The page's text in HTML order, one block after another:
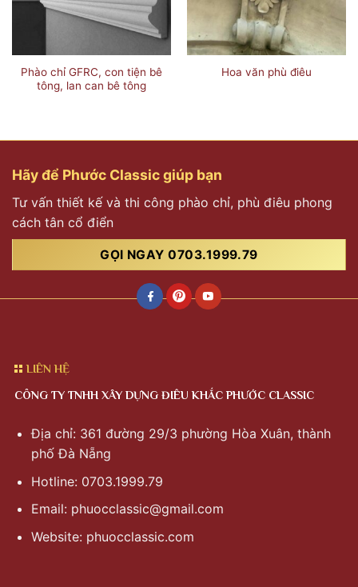
Phào chỉ GFRC, con tiện bê
tông, lan can bê tông
Hoa văn phù điêu
Hãy để Phước Classic giúp bạn
Tư vấn thiết kế và thi công phào chỉ, phù điêu phong
cách tân cổ điển
GỌI NGAY 0703.1999.79
LIÊN HỆ
CÔNG TY TNHH XÂY DỰNG ĐIÊU KHẮC PHƯỚC CLASSIC
Địa chỉ: 361 đường 29/3 phường Hòa Xuân, thành
phố Đà Nẵng
Hotline: 0703.1999.79
Email: phuocclassic@gmail.com
Website: phuocclassic.com